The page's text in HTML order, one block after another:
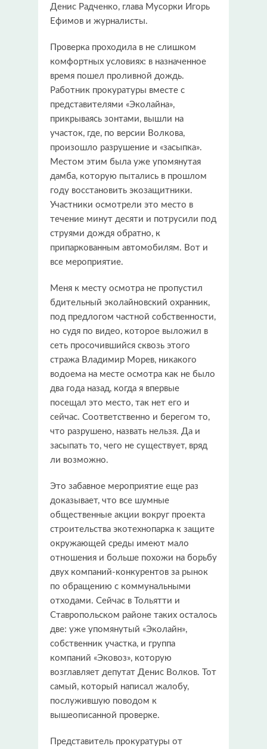
Денис Радченко, глава Мусорки Игорь
Ефимов и журналисты.
Проверка проходила в не слишком
комфортных условиях: в назначенное
время пошел проливной дождь.
Работник прокуратуры вместе с
представителями «Эколайна»,
прикрываясь зонтами, вышли на
участок, где, по версии Волкова,
произошло разрушение и «засыпка».
Местом этим была уже упомянутая
дамба, которую пытались в прошлом
году восстановить экозащитники.
Участники осмотрели это место в
течение минут десяти и потрусили под
струями дождя обратно, к
припаркованным автомобилям. Вот и
все мероприятие.
Меня к месту осмотра не пропустил
бдительный эколайновский охранник,
под предлогом частной собственности,
но судя по видео, которое выложил в
сеть просочившийся сквозь этого
стража Владимир Морев, никакого
водоема на месте осмотра как не было
два года назад, когда я впервые
посещал это место, так нет его и
сейчас. Соответственно и берегом то,
что разрушено, назвать нельзя. Да и
засыпать то, чего не существует, вряд
ли возможно.
Это забавное мероприятие еще раз
доказывает, что все шумные
общественные акции вокруг проекта
строительства экотехнопарка к защите
окружающей среды имеют мало
отношения и больше похожи на борьбу
двух компаний-конкурентов за рынок
по обращению с коммунальными
отходами. Сейчас в Тольятти и
Ставропольском районе таких осталось
две: уже упомянутый «Эколайн»,
собственник участка, и группа
компаний «Эковоз», которую
возглавляет депутат Денис Волков. Тот
самый, который написал жалобу,
послужившую поводом к
вышеописанной проверке.
Представитель прокуратуры от